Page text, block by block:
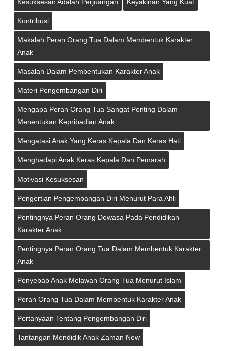
Kontribusi
Makalah Peran Orang Tua Dalam Membentuk Karakter
Anak
Masalah Dalam Pembentukan Karakter Anak
Materi Pengembangan Diri
Mengapa Peran Orang Tua Sangat Penting Dalam
Menentukan Kepribadian Anak
Mengatasi Anak Yang Keras Kepala Dan Keras Hati
Menghadapi Anak Keras Kepala Dan Pemarah
Motivasi Kesuksesan
Pengertian Pengembangan Diri Menurut Para Ahli
Pentingnya Peran Orang Dewasa Pada Pendidikan
Karakter Anak
Pentingnya Peran Orang Tua Dalam Membentuk Karakter
Anak
Penyebab Anak Melawan Orang Tua Menurut Islam
Peran Orang Tua Dalam Membentuk Karakter Anak
Pertanyaan Tentang Pengembangan Diri
Tantangan Mendidik Anak Zaman Now